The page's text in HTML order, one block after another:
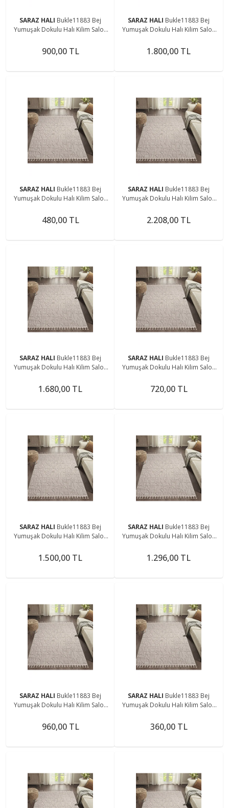
SARAZ HALI Bukle11883 Bej
Yumuşak Dokulu Halı Kilim Salon
Dokuma Makine Halısı
900,00 TL
SARAZ HALI Bukle11883 Bej
Yumuşak Dokulu Halı Kilim Salon
Dokuma Makine Halısı
1.800,00 TL
SARAZ HALI Bukle11883 Bej
Yumuşak Dokulu Halı Kilim Salon
Dokuma Makine Halısı
480,00 TL
SARAZ HALI Bukle11883 Bej
Yumuşak Dokulu Halı Kilim Salon
Dokuma Makine Halısı
2.208,00 TL
SARAZ HALI Bukle11883 Bej
Yumuşak Dokulu Halı Kilim Salon
Dokuma Makine Halısı
1.680,00 TL
SARAZ HALI Bukle11883 Bej
Yumuşak Dokulu Halı Kilim Salon
Dokuma Makine Halısı
720,00 TL
SARAZ HALI Bukle11883 Bej
Yumuşak Dokulu Halı Kilim Salon
Dokuma Makine Halısı
1.500,00 TL
SARAZ HALI Bukle11883 Bej
Yumuşak Dokulu Halı Kilim Salon
Dokuma Makine Halısı
1.296,00 TL
SARAZ HALI Bukle11883 Bej
Yumuşak Dokulu Halı Kilim Salon
Dokuma Makine Halısı
960,00 TL
SARAZ HALI Bukle11883 Bej
Yumuşak Dokulu Halı Kilim Salon
Dokuma Makine Halısı
360,00 TL